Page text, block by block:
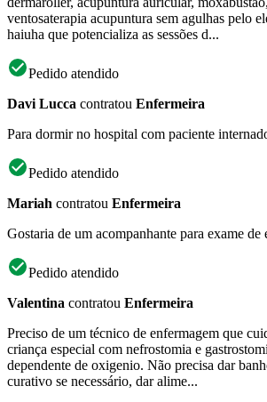
ventosaterapia acupuntura sem agulhas pelo
haiuha que potencializa as sessões d...
Pedido atendido
Davi Lucca contratou Enfermeira
Para dormir no hospital com paciente
Pedido atendido
Mariah contratou Enfermeira
Gostaria de um acompanhante para exame de
Pedido atendido
Valentina contratou Enfermeira
Preciso de um técnico de enfermagem que
criança especial com nefrostomia e
dependente de oxigenio. Não precisa dar
curativo se necessário, dar alime...